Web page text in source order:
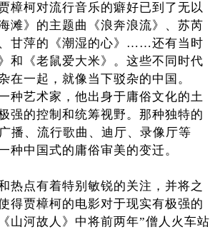
樟柯对流行音乐的癖好已到了无以
滩》的主题曲《浪奔浪流》、苏芮
甘萍的《潮湿的心》……还有当时
和《老鼠爱大米》。这些不同时代
在一起，就像当下驳杂的中国。
种艺术家，他出身于庸俗文化的土
强的控制和统筹视野。那种独特的
播、流行歌曲、迪厅、录像厅等
种中国式的庸俗审美的变迁。
热点有着特别敏锐的关注，并将之
得贾樟柯的电影对于现实有极强的
山河故人》中将前两年”僧人火车站